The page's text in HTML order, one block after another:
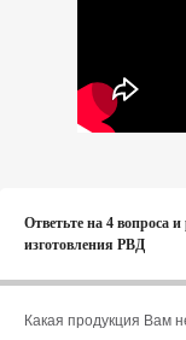
Ответьте на 4 вопроса
изготовления РВД
Какая продукция Вам